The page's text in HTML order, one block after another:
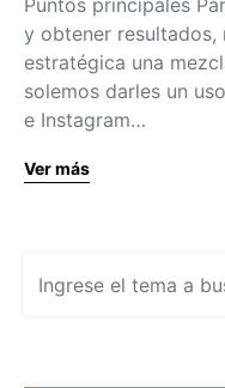
Puntos principales
y obtener resultados,
estratégica una
solemos darles un
e Instagram…
Ver más